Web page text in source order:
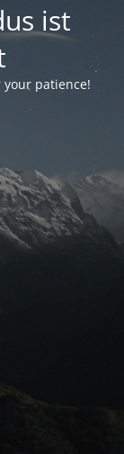
ist
your patience!